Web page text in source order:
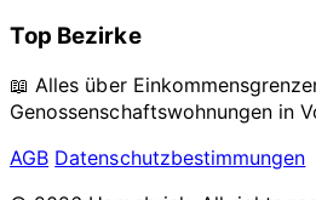
Top Bezirke
📖 Alles über
Genossenschaftswohnungen in
AGB Datenschutzbestimmungen